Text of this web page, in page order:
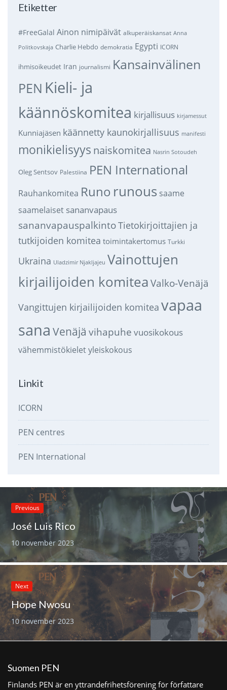
Etiketter
#FreeGalal Ainon nimipäivät alkuperäiskansat Anna
Politkovskaja Charlie Hebdo demokratia Egypti ICORN
ihmisoikeudet Iran journalismi Kansainvälinen
PEN Kieli- ja
käännöskomitea kirjallisuus kirjamessut
Kunniajäsen käännetty kaunokirjallisuus manifesti
monikielisyys naiskomitea Nasrin Sotoudeh
Oleg Sentsov Palestiina PEN International
Rauhankomitea Runo runous saame
saamelaiset sananvapaus
sananvapauspalkintoTietokirjoittajien ja
tutkijoiden komitea toimintakertomus Turkki
Ukraina Uladzimir Njakljajeu Vainottujen
kirjailijoiden komitea Valko-Venäjä
Vangittujen kirjailijoiden komitea vapaa
sana Venäjä vihapuhe vuosikokous
vähemmistökieletyleiskokous
Linkit
ICORN
PEN centres
PEN International
Previous
José Luis Rico
10 november 2023
Next
Hope Nwosu
10 november 2023
Suomen PEN
Finlands PEN är en yttrandefrihetsförening för författare